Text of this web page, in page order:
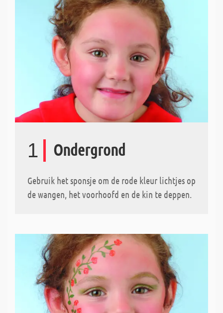
1 Ondergrond
Gebruik het sponsje om de rode kleur lichtjes op
de wangen, het voorhoofd en de kin te deppen.